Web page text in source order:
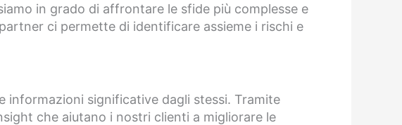
in grado di affrontare le sfide più complesse e
ci permette di identificare assieme i rischi e
informazioni significative dagli stessi. Tramite
che aiutano i nostri clienti a migliorare le